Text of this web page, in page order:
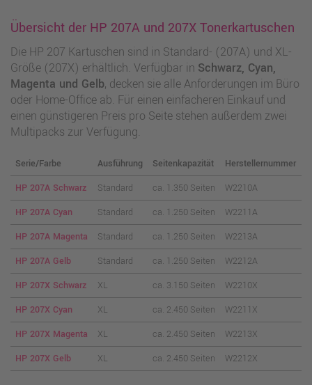
Übersicht der HP 207A und 207X Tonerkartuschen
Die HP 207 Kartuschen sind in Standard- (207A) und XL-
Größe (207X) erhältlich. Verfügbar in Schwarz, Cyan,
Magenta und Gelb, decken sie alle Anforderungen im Büro
oder Home-Office ab. Für einen einfacheren Einkauf und
einen günstigeren Preis pro Seite stehen außerdem zwei
Multipacks zur Verfügung.
Serie/Farbe Ausführung Seitenkapazität
Herstellernummer
HP 207A Schwarz
Standard ca. 1.350 Seiten
W2210A
HP 207A Cyan
Standard ca. 1.250 Seiten
W2211A
HP 207A Magenta
Standard ca. 1.250 Seiten
W2213A
HP 207A Gelb
Standard ca. 1.250 Seiten
W2212A
HP 207X Schwarz
XL ca. 3.150 Seiten
W2210X
HP 207X Cyan
XL ca. 2.450 Seiten
W2211X
HP 207X Magenta
XL ca. 2.450 Seiten
W2213X
HP 207X Gelb
XL ca. 2.450 Seiten W2212X